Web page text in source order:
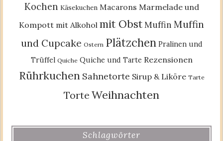
Kochen Käsekuchen Macarons Marmelade und
Kompott mit Alkohol mit ObstMuffin Muffin
und Cupcake Ostern Plätzchen Pralinen und
Trüffel Quiche Quiche und Tarte Rezensionen
Rührkuchen Sahnetorte Sirup & Liköre Tarte
Torte Weihnachten
Schlagwörter